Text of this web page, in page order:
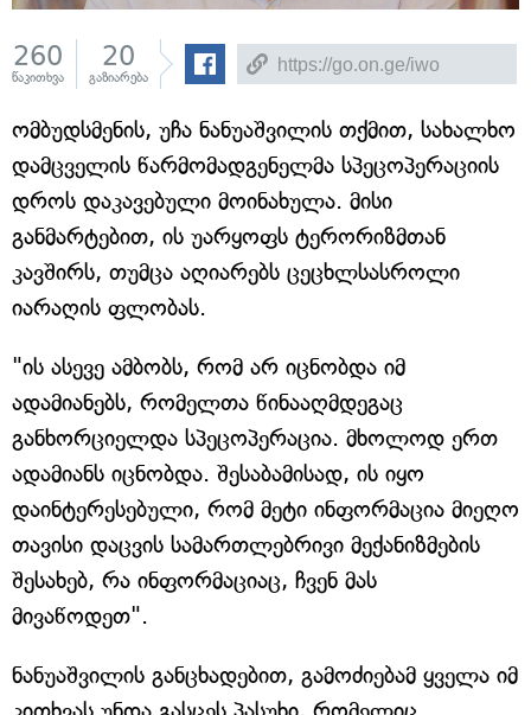
260
წაკითხვა
20
გაზიარება
ომბუდსმენის, უჩა ნანუაშვილის თქმით, სახალხო
დამცველის წარმომადგენელმა სპეცოპერაციის
დროს დაკავებული მოინახულა. მისი
განმარტებით, ის უარყოფს ტერორიზმთან
კავშირს, თუმცა აღიარებს ცეცხლსასროლი
იარაღის ფლობას.
"ის ასევე ამბობს, რომ არ იცნობდა იმ
ადამიანებს, რომელთა წინააღმდეგაც
განხორციელდა სპეცოპერაცია. მხოლოდ ერთ
ადამიანს იცნობდა. შესაბამისად, ის იყო
დაინტერესებული, რომ მეტი ინფორმაცია მიეღო
თავისი დაცვის სამართლებრივი მექანიზმების
შესახებ, რა ინფორმაციაც, ჩვენ მას
მივაწოდეთ".
ნანუაშვილის განცხადებით, გამოძიებამ ყველა იმ